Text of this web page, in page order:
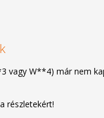
vagy W**4) már nem
részletekért!